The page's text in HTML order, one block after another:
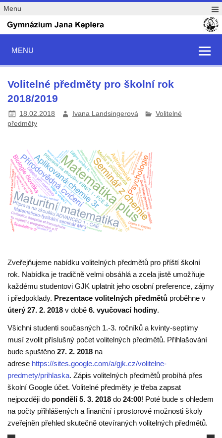
Menu
MENU
Volitelné předměty pro školní rok
2018/2019
18.02.2018 Ivana Landsingerová
Volitelné
předměty
Zveřejňujeme nabídku volitelných předmětů pro příští školní
rok. Nabídka je tradičně velmi obsáhlá a zcela jistě umožňuje
každému studentovi GJK uplatnit jeho osobní preference, zájmy
i předpoklady. Prezentace volitelných předmětů proběhne v
úterý 27. 2. 2018 v době6. vyučovací hodiny.
Všichni studenti současných 1.-3. ročníků a kvinty-septimy
musí zvolit příslušný počet volitelných předmětů. Přihlašování
bude spuštěno27. 2. 2018 na
adrese https://sites.google.com/a/gjk.cz/volitelne-
predmety/prihlaska. Zápis volitelných předmětů probíhá přes
školní Google účet. Volitelné předměty je třeba zapsat
nejpozději do pondělí 5. 3. 2018 do24:00! Poté bude s ohledem
na počty přihlášených a finanční i prostorové možnosti školy
zveřejněn přehled skutečně otevíraných volitelných předmětů.